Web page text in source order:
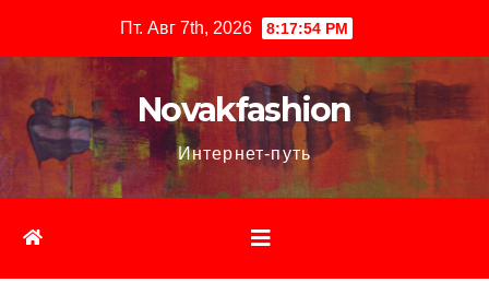
содержимому
Пт. Авг 7th, 2026 8:17:55 PM
Novakfashion
Интернет-путь